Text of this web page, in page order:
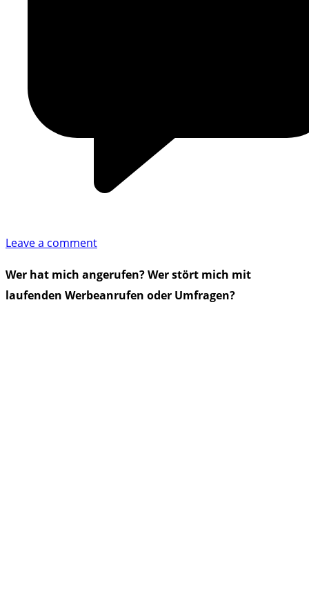
Leave a commenton
Wer hat mich angerufen? Wer stört mich mit
laufenden Werbeanrufen oder Umfragen?